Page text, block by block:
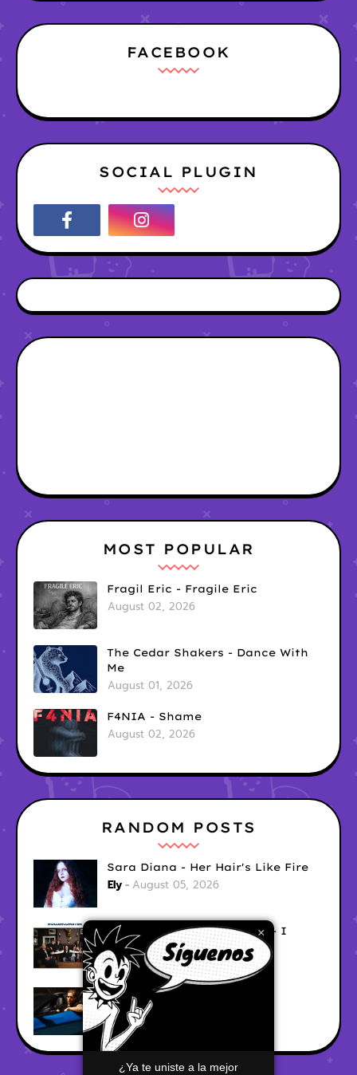
FACEBOOK
SOCIAL PLUGIN
×
¿Ya te uniste a la mejor
MOST POPULAR
Fragil Eric - Fragile Eric
August 02, 2026
The Cedar Shakers - Dance With
Me
August 01, 2026
F4NIA - Shame
August 02, 2026
RANDOM POSTS
Sara Diana - Her Hair's Like Fire
Ely August 05, 2026
Good Vibes Rollercoaster - I
Don't Care
Ely August 05, 2026
Hyperwulf - FaceTime
Ely August 04, 2026